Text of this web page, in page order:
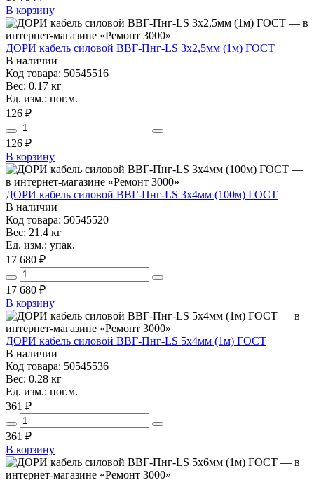
В корзину
ДОРИ кабель силовой ВВГ-Пнг-LS 3х2,5мм (1м) ГОСТ
В наличии
Код товара: 50545516
Вес: 0.17 кг
Ед. изм.: пог.м.
126 ₽
126 ₽
В корзину
ДОРИ кабель силовой ВВГ-Пнг-LS 3х4мм (100м) ГОСТ
В наличии
Код товара: 50545520
Вес: 21.4 кг
Ед. изм.: упак.
17 680 ₽
17 680 ₽
В корзину
ДОРИ кабель силовой ВВГ-Пнг-LS 5х4мм (1м) ГОСТ
В наличии
Код товара: 50545536
Вес: 0.28 кг
Ед. изм.: пог.м.
361 ₽
361 ₽
В корзину